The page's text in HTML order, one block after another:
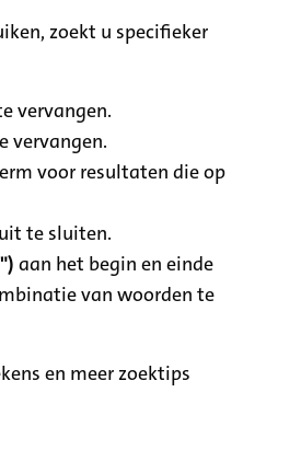
zoekt u specifieker
vervangen.
vervangen.
voor resultaten die op
te sluiten.
aan het begin en einde
van woorden te
en meer zoektips